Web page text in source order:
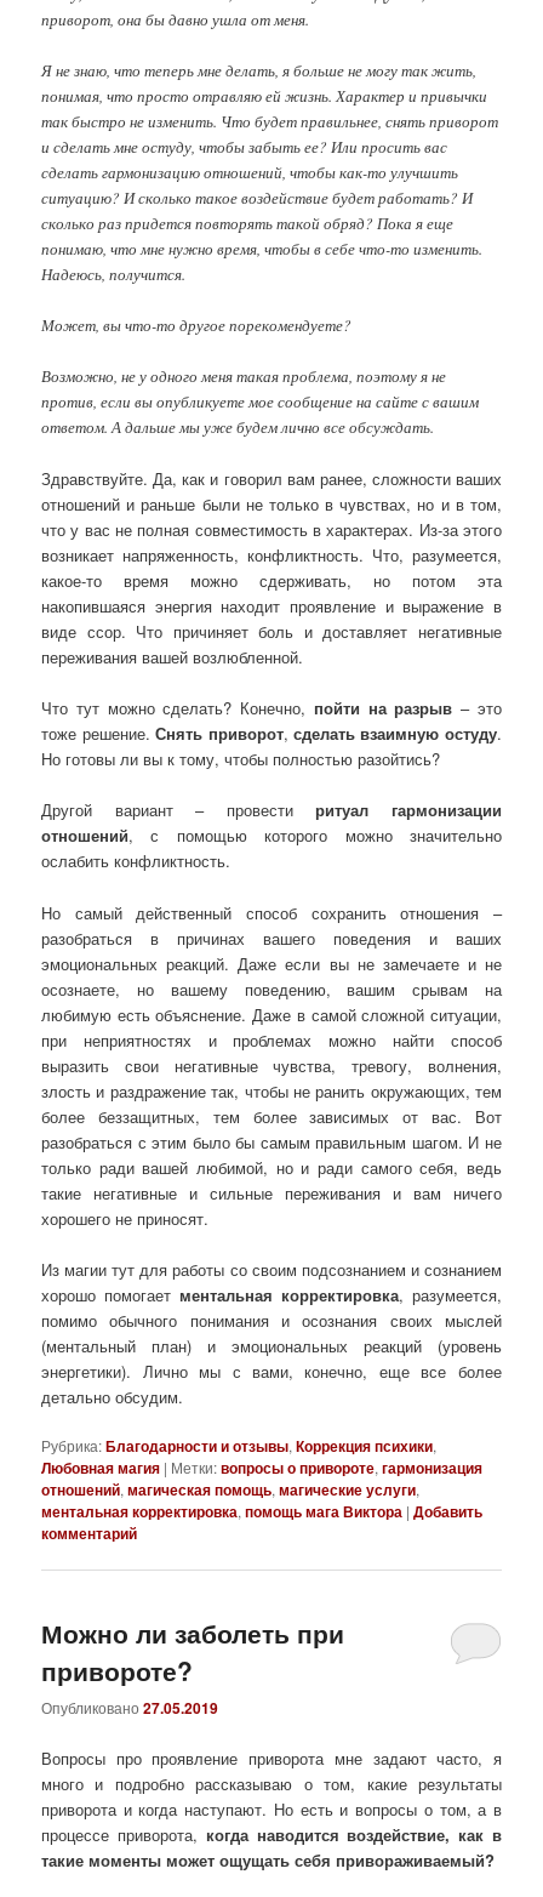
приворот, она бы давно ушла от меня.
Я не знаю, что теперь мне делать, я больше не могу так жить,
понимая, что просто отравляю ей жизнь. Характер и привычки
так быстро не изменить. Что будет правильнее, снять приворот
и сделать мне остуду, чтобы забыть ее? Или просить вас
сделать гармонизацию отношений, чтобы как-то улучшить
ситуацию? И сколько такое воздействие будет работать? И
сколько раз придется повторять такой обряд? Пока я еще
понимаю, что мне нужно время, чтобы в себе что-то изменить.
Надеюсь, получится.
Может, вы что-то другое порекомендуете?
Возможно, не у одного меня такая проблема, поэтому я не
против, если вы опубликуете мое сообщение на сайте с вашим
ответом. А дальше мы уже будем лично все обсуждать.
Здравствуйте. Да, как и говорил вам ранее, сложности ваших
отношений и раньше были не только в чувствах, но и в том,
что у вас не полная совместимость в характерах. Из-за этого
возникает напряженность, конфликтность. Что, разумеется,
какое-то время можно сдерживать, но потом эта
накопившаяся энергия находит проявление и выражение в
виде ссор. Что причиняет боль и доставляет негативные
переживания вашей возлюбленной.
Что тут можно сделать? Конечно, пойти на разрыв – это
тоже решение.Снять приворот, сделать взаимную остуду.
Но готовы ли вы к тому, чтобы полностью разойтись?
Другой вариант – провестиритуал гармонизации
отношений, с помощью которого можно значительно
ослабить конфликтность.
Но самый действенный способ сохранить отношения –
разобраться в причинах вашего поведения и ваших
эмоциональных реакций. Даже если вы не замечаете и не
осознаете, но вашему поведению, вашим срывам на
любимую есть объяснение. Даже в самой сложной ситуации,
при неприятностях и проблемах можно найти способ
выразить свои негативные чувства, тревогу, волнения,
злость и раздражение так, чтобы не ранить окружающих, тем
более беззащитных, тем более зависимых от вас. Вот
разобраться с этим было бы самым правильным шагом. И не
только ради вашей любимой, но и ради самого себя, ведь
такие негативные и сильные переживания и вам ничего
хорошего не приносят.
Из магии тут для работы со своим подсознанием и сознанием
хорошо помогает ментальная корректировка, разумеется,
помимо обычного понимания и осознания своих мыслей
(ментальный план) и эмоциональных реакций (уровень
энергетики). Лично мы с вами, конечно, еще все более
детально обсудим.
Рубрика:Благодарности и отзывы,Коррекция психики,
Любовная магия | Метки:вопросы о привороте,гармонизация
отношений,магическая помощь,магические услуги,
ментальная корректировка,помощь мага Виктора |Добавить
комментарий
Можно ли заболеть при
привороте?
Опубликовано27.05.2019
Вопросы про проявление приворота мне задают часто, я
много и подробно рассказываю о том, какие результаты
приворота и когда наступают. Но есть и вопросы о том, а в
процессе приворота, когда наводится воздействие, как в
такие моменты может ощущать себя привораживаемый?